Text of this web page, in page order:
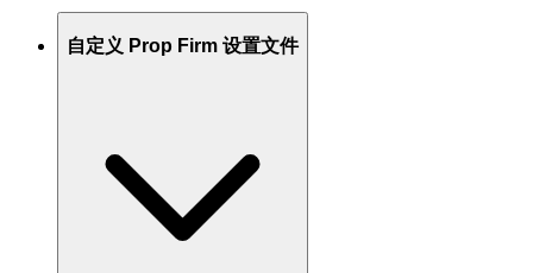
自定义 Prop Firm 设置文件